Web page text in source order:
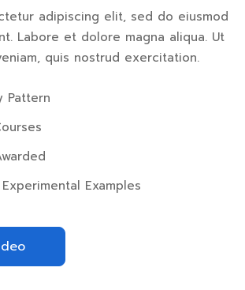
adipiscing elit, sed do eiusmod
Labore et dolore magna aliqua. Ut
quis nostrud exercitation.
Pattern
Examples